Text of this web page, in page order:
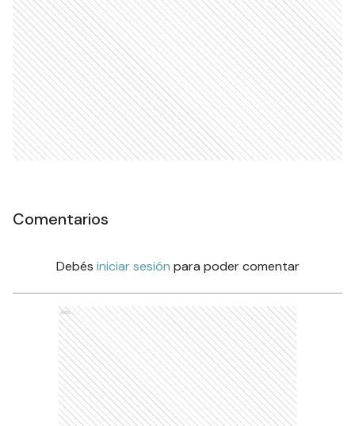
Comentarios
Debés iniciar sesión para poder comentar
Ads